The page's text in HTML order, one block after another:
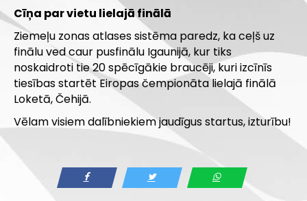
Cīņa par vietu lielajā finālā
Ziemeļu zonas atlases sistēma paredz, ka ceļš uz
finālu ved caur pusfinālu Igaunijā, kur tiks
noskaidroti tie 20 spēcīgākie braucēji, kuri izcīnīs
tiesības startēt Eiropas čempionāta lielajā finālā
Loketā, Čehijā.
Vēlam visiem dalībniekiem jaudīgus startus, izturību!